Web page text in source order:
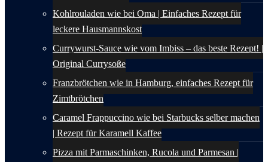
Kohlrouladen wie bei Oma | Einfaches Rezept für
leckere Hausmannskost
Currywurst-Sauce wie vom Imbiss – das beste Rezept! |
Original Currysoße
Franzbrötchen wie in Hamburg, einfaches Rezept für
Zimtbrötchen
Caramel Frappuccino wie bei Starbucks selber machen
| Rezept für Karamell Kaffee
Pizza mit Parmaschinken, Rucola und Parmesan |